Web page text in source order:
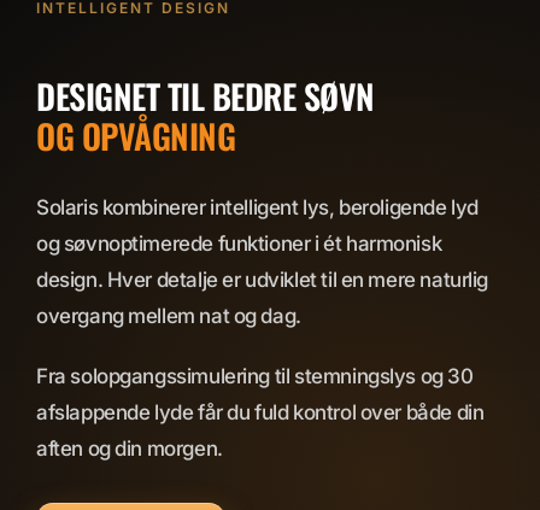
INTELLIGENT DESIGN
DESIGNET TIL BEDRE SØVN
OG OPVÅGNING
Solaris kombinerer intelligent lys, beroligende lyd
og søvnoptimerede funktioner i ét harmonisk
design. Hver detalje er udviklet til en mere naturlig
overgang mellem nat og dag.
Fra solopgangssimulering til stemningslys og 30
afslappende lyde får du fuld kontrol over både din
aften og din morgen.